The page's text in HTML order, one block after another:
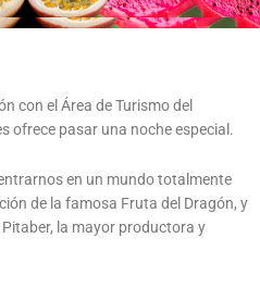
con el Área de Turismo del
ofrece pasar una noche especial.
en un mundo totalmente
de la famosa Fruta del Dragón, y
la mayor productora y